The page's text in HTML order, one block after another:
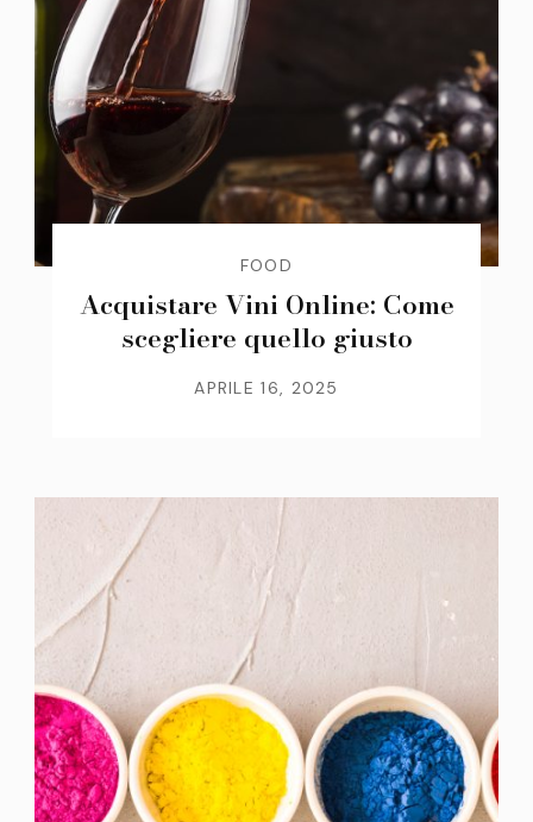
FOOD
Acquistare Vini Online: Come
scegliere quello giusto
APRILE 16, 2025